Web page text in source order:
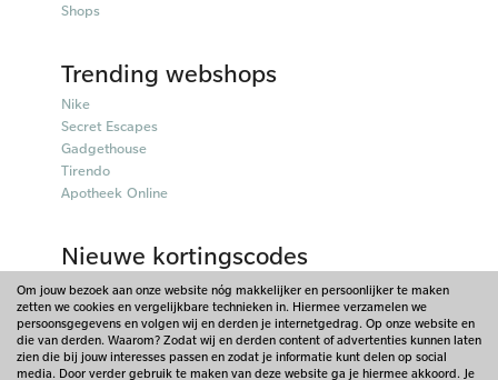
Shops
Trending webshops
Nike
Secret Escapes
Gadgethouse
Tirendo
Apotheek Online
Nieuwe kortingscodes
Parfumado kortingscodes
Fitpen kortingscodes
Tiqets kortingscodes
Charles & Keith kortingscodes
Lookfantastic kortingscodes
Om jouw bezoek aan onze website nóg makkelijker en persoonlijker te maken
zetten we cookies en vergelijkbare technieken in. Hiermee verzamelen we
persoonsgegevens en volgen wij en derden je internetgedrag. Op onze website en
die van derden. Waarom? Zodat wij en derden content of advertenties kunnen laten
zien die bij jouw interesses passen en zodat je informatie kunt delen op social
media. Door verder gebruik te maken van deze website ga je hiermee akkoord. Je